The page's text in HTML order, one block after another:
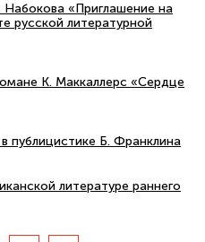
Набокова «Приглашение на
русской литературной
К. Маккаллерс «Сердце
публицистике Б. Франклина
литературе раннего